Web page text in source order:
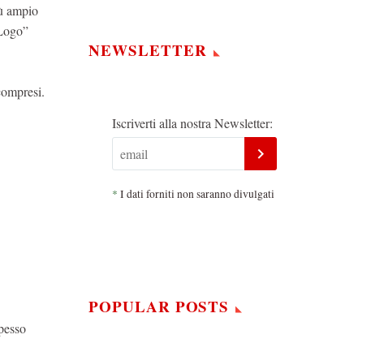
ampio
NEWSLETTER
Iscriverti alla nostra Newsletter:
* I dati forniti non saranno divulgati
POPULAR POSTS